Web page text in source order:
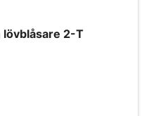
lövblåsare 2-T